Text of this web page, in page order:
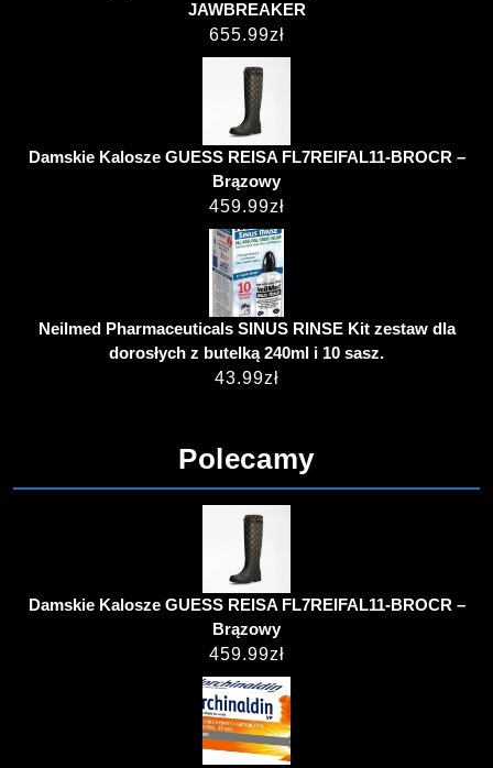
JAWBREAKER
655.99zł
Damskie Kalosze GUESS REISA FL7REIFAL11-BROCR –
Brązowy
459.99zł
Neilmed Pharmaceuticals SINUS RINSE Kit zestaw dla
dorosłych z butelką 240ml i 10 sasz.
43.99zł
Polecamy
Damskie Kalosze GUESS REISA FL7REIFAL11-BROCR –
Brązowy
459.99zł